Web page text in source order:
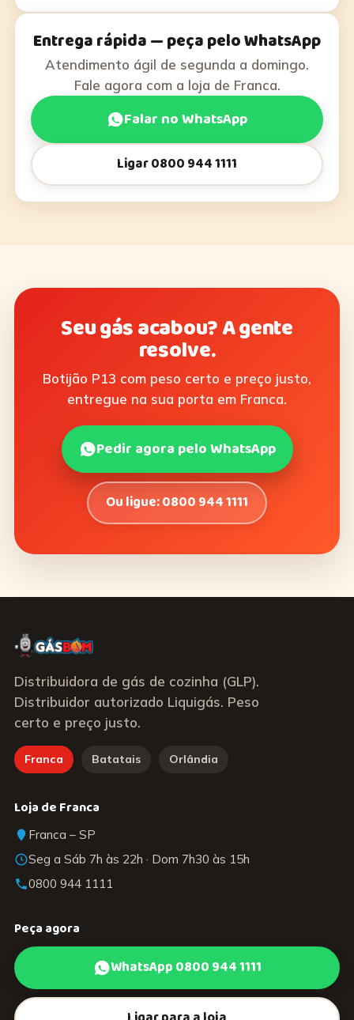
Entrega rápida — peça pelo WhatsApp
Atendimento ágil de segunda a domingo.
Fale agora com a loja de Franca.
Falar no WhatsApp
Ligar 0800 944 1111
Seu gás acabou? A gente
resolve.
Botijão P13 com peso certo e preço justo,
entregue na sua porta em Franca.
Pedir agora pelo WhatsApp
Ou ligue: 0800 944 1111
Distribuidora de gás de cozinha (GLP).
Distribuidor autorizado Liquigás. Peso
certo e preço justo.
Franca Batatais Orlândia
Loja de Franca
Franca – SP
Seg a Sáb 7h às 22h · Dom 7h30 às 15h
0800 944 1111
Peça agora
WhatsApp 0800 944 1111